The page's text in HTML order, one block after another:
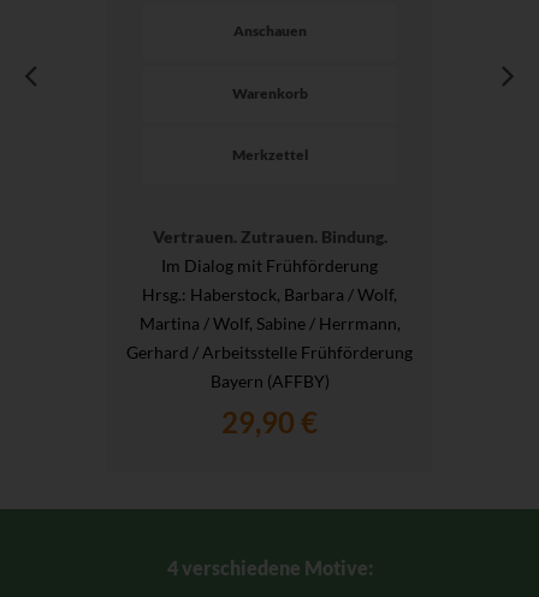
Anschauen
Warenkorb
Merkzettel
Vertrauen. Zutrauen. Bindung.
Im Dialog mit Frühförderung
Hrsg.: Haberstock, Barbara / Wolf,
Martina / Wolf, Sabine / Herrmann,
Gerhard / Arbeitsstelle Frühförderung
Bayern (AFFBY)
29,90 €
4 verschiedene Motive: